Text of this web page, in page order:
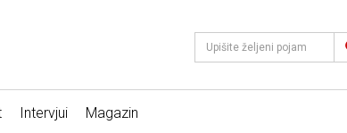
Intervjui Magazin